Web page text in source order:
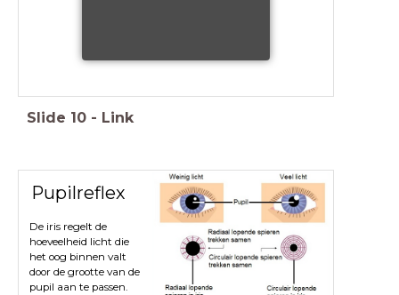
Slide 10 - Link
Pupilreflex
De iris regelt de
hoeveelheid licht die
het oog binnen valt
door de grootte van de
pupil aan te passen.